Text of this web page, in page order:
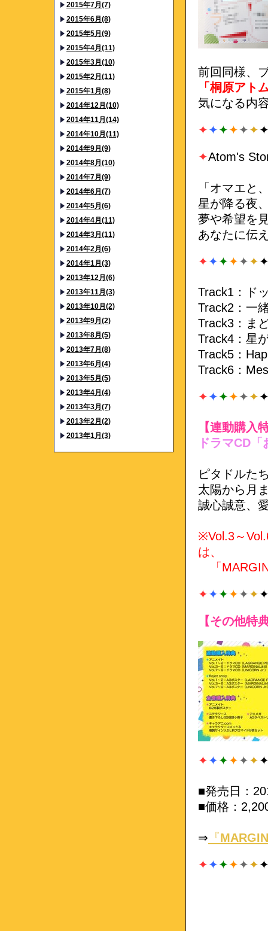
2015年7月(7)
2015年6月(8)
2015年5月(9)
2015年4月(11)
2015年3月(10)
2015年2月(11)
2015年1月(8)
2014年12月(10)
2014年11月(14)
2014年10月(11)
2014年9月(9)
2014年8月(10)
2014年7月(9)
2014年6月(7)
2014年5月(6)
2014年4月(11)
2014年3月(11)
2014年2月(6)
2014年1月(3)
2013年12月(6)
2013年11月(3)
2013年10月(2)
2013年9月(2)
2013年8月(5)
2013年7月(8)
2013年6月(4)
2013年5月(5)
2013年4月(4)
2013年3月(7)
2013年2月(2)
2013年1月(3)
前回同様、
「桐原アト
気になる内
✦✦✦✦✦✦
✦Atom's
「オマエと
星が降る夜
夢や希望を
あなたに伝
✦✦✦✦✦✦
Track1：ド
Track2：一
Track3：ま
Track4：星
Track5：
Track6：
✦✦✦✦✦✦
【連動購入
ドラマCD
ピタドルた
太陽から月
誠心誠意、
※Vol.3～
は、
「
✦✦✦✦✦✦
【その他特
✦✦✦✦✦✦
■発売日：
■価格：
⇒ 『
✦✦✦✦✦✦